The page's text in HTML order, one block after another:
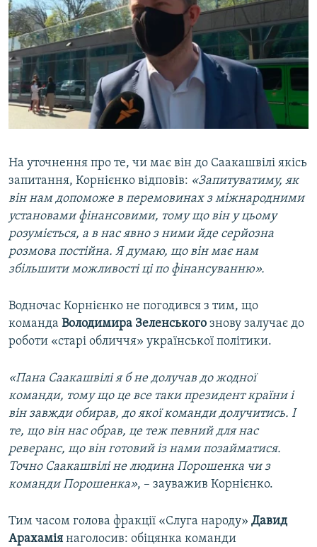
На уточнення про те, чи має він до Саакашвілі якісь
запитання, Корнієнко відповів: «Запитуватиму, як
він нам допоможе в перемовинах з міжнародними
установами фінансовими, тому що він у цьому
розуміється, а в нас явно з ними йде серйозна
розмова постійна. Я думаю, що він має нам
збільшити можливості ці по фінансуванню».
Водночас Корнієнко не погодився з тим, що
команда Володимира Зеленського знову залучає до
роботи «старі обличчя» української політики.
«Пана Саакашвілі я б не долучав до жодної
команди, тому що це все таки президент країни і
він завжди обирав, до якої команди долучитись. І
те, що він нас обрав, це теж певний для нас
реверанс, що він готовий із нами позайматися.
Точно Саакашвілі не людина Порошенка чи з
команди Порошенка», – зауважив Корнієнко.
Тим часом голова фракції «Слуга народу» Давид
Арахамія наголосив: обіцянка команди